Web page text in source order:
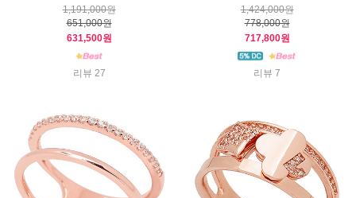
1,191,000원
651,000원
631,500원
리뷰 27
1,424,000원
778,000원
717,800원
리뷰 7